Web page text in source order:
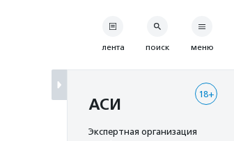
лента поиск меню
18+
АСИ
Экспертная организация